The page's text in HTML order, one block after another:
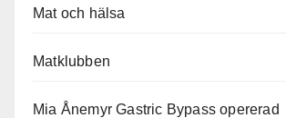
Mat och hälsa
Matklubben
Mia Ånemyr Gastric Bypass opererad